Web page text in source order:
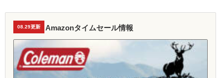
08.29更新 Amazonタイムセール情報